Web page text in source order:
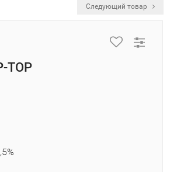
Следующий товар
TOP